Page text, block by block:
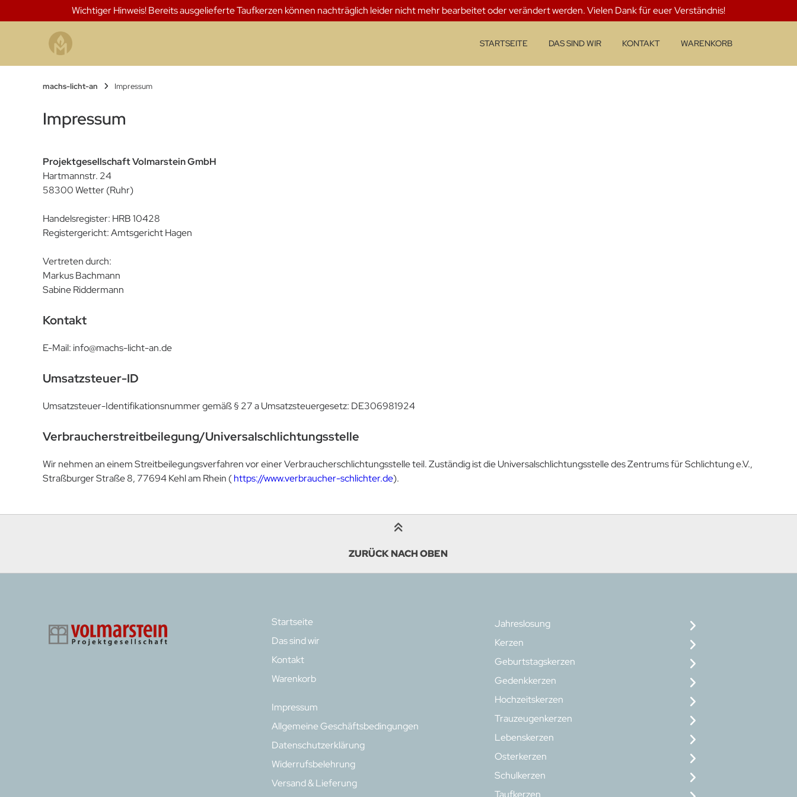
Sie
Wichtiger Hinweis! Bereits ausgelieferte Taufkerzen können nachträglich leider nicht mehr bearbeitet oder verändert werden. Vielen Dank für euer Verständnis!
STARTSEITE DAS SIND WIR KONTAKT WARENKORB
machs-licht-an Impressum
Impressum
Projektgesellschaft Volmarstein GmbH
Hartmannstr. 24
58300 Wetter (Ruhr)
Handelsregister: HRB 10428
Registergericht: Amtsgericht Hagen
Vertreten durch:
Markus Bachmann
Sabine Riddermann
Kontakt
E-Mail: info@machs-licht-an.de
Umsatzsteuer-ID
Umsatzsteuer-Identifikationsnummer gemäß § 27 a Umsatzsteuergesetz: DE306981924
Verbraucherstreitbeilegung/Universalschlichtungsstelle
Wir nehmen an einem Streitbeilegungsverfahren vor einer Verbraucherschlichtungsstelle teil. Zuständig ist die Universalschlichtungsstelle des Zentrums für Schlichtung e.V.,
Straßburger Straße 8, 77694 Kehl am Rhein (https://www.verbraucher-schlichter.de).
ZURÜCK NACH OBEN
Startseite
Das sind wir
Kontakt
Warenkorb
Impressum
Allgemeine Geschäftsbedingungen
Datenschutzerklärung
Widerrufsbelehrung
Versand & Lieferung
Jahreslosung
Kerzen
Geburtstagskerzen
Gedenkkerzen
Hochzeitskerzen
Trauzeugenkerzen
Lebenskerzen
Osterkerzen
Schulkerzen
Taufkerzen